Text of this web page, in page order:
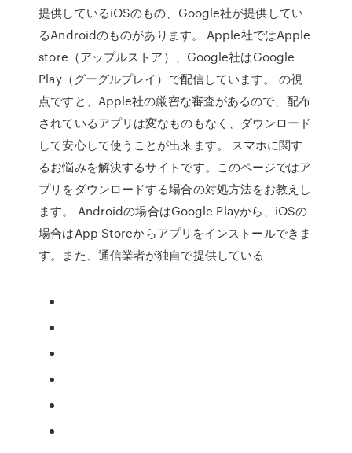
提供しているiOSのもの、Google社が提供してい
るAndroidのものがあります。 Apple社ではApple
store（アップルストア）、Google社はGoogle
Play（グーグルプレイ）で配信しています。 の視
点ですと、Apple社の厳密な審査があるので、配布
されているアプリは変なものもなく、ダウンロード
して安心して使うことが出来ます。 スマホに関す
るお悩みを解決するサイトです。このページではア
プリをダウンロードする場合の対処方法をお教えし
ます。 Androidの場合はGoogle Playから、iOSの
場合はApp Storeからアプリをインストールできま
す。また、通信業者が独自で提供している